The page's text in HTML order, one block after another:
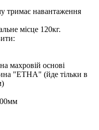
тримає навантаження
місце 120кг.
махровій основі
"ЕТНА" (йде тільки в